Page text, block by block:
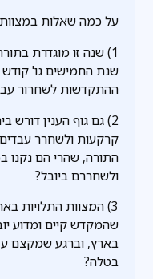
על כמה שאלות במצוות
1) שנה זו מוגדרת
שנת החמישים גו' קודש
ההתקדשות לשחרור
2) גם גוף הענין דורש
קרקעות ולשחרר
התורה, שהרי הם נקנו
ולשחררם ביובל?
3) המצוות התלויות
שהמקדש קיים ומדוע
בארץ, וברגע שמקצם
בטלה?